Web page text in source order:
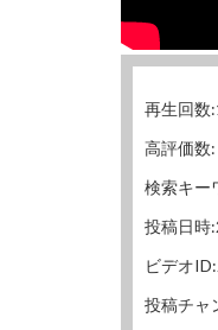
再生回数
高評価数
検索キー
投稿日時
ビデオ
投稿チャ